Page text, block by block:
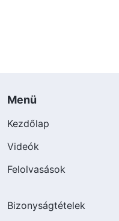
Menü
Kezdőlap
Videók
Felolvasások
Bizonyságtételek